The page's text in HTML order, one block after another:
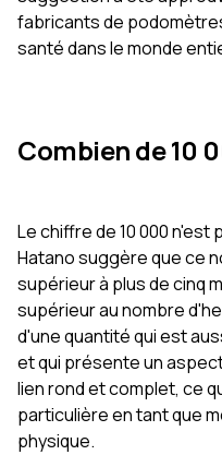
fabricants de
santé dans le monde
Combien de 10
Le chiffre de 10 000 n'est
Hatano suggère que ce
supérieur à plus de cinq
supérieur au nombre
d'une quantité qui est
et qui présente un
lien rond et complet, ce
particulière en tant que
physique.